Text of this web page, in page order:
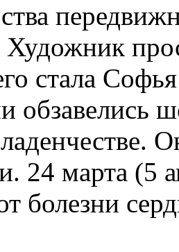
Художник
стала
обзавелись
24 марта (5
болезни